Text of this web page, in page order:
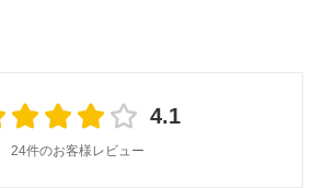
4.1
24件のお客様レビュー